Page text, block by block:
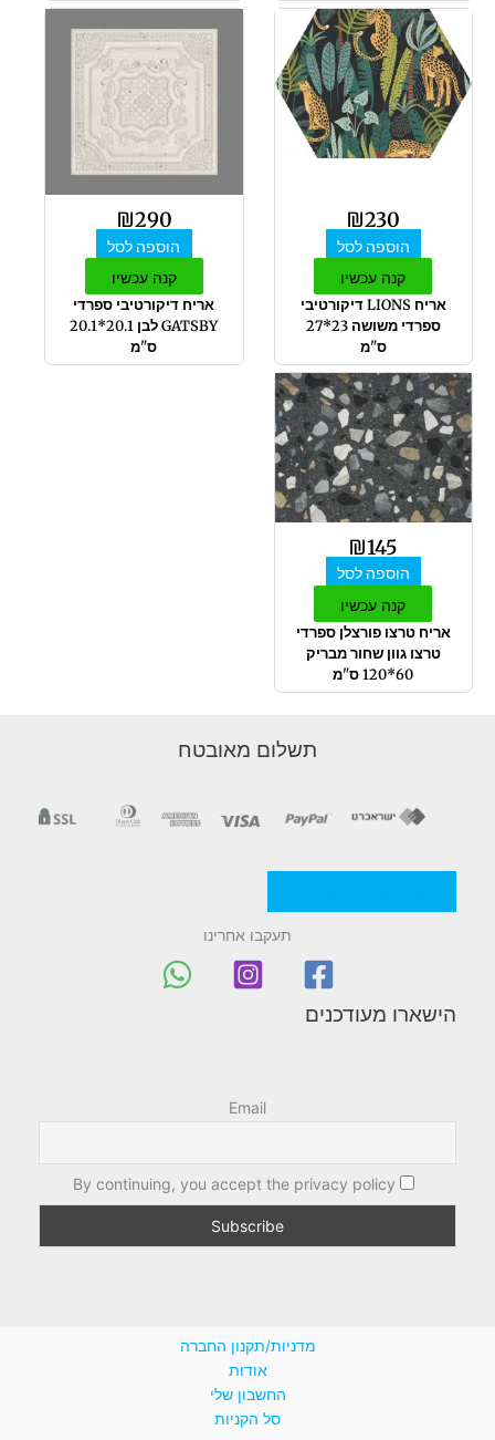
₪230
הוספה לסל
קנה עכשיו
אריח LIONS דיקורטיבי
ספרדי משושה 23*27
ס"מ
₪290
הוספה לסל
קנה עכשיו
אריח דיקורטיבי ספרדי
GATSBY לבן 20.1*20.1
ס"מ
₪145
הוספה לסל
קנה עכשיו
אריח טרצו פורצלן ספרדי
טרצו גוון שחור מבריק
60*120 ס"מ
תשלום מאובטח
תעקבו אחרינו
הישארו מעודכנים
Email
By continuing, you accept the privacy policy
מדניות/תקנון החברה
אודות
החשבון שלי
סל הקניות